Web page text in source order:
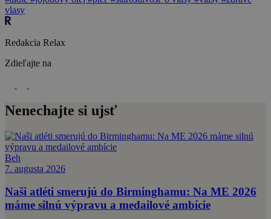
vlasy
Redakcia Relax
Zdieľajte na
Nenechajte si ujsť
Beh
7. augusta 2026
Naši atléti smerujú do Birminghamu: Na ME 2026
máme silnú výpravu a medailové ambície